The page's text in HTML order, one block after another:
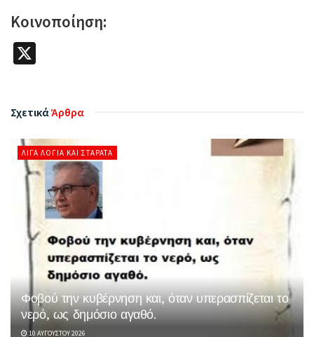
Κοινοποίηση:
ΣχετικάΆρθρα
ΛΊΓΑ ΛΌΓΙΑ ΚΑΙ ΣΤΑΡΆΤΑ
Φοβού την κυβέρνηση και, όταν υπερασπίζεται το
νερό, ως δημόσιο αγαθό.
10 ΑΥΓΟΎΣΤΟΥ 2026